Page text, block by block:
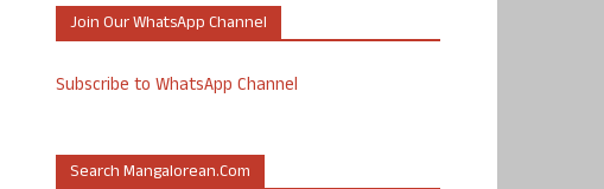
Join Our WhatsApp Channel
Subscribe to WhatsApp Channel
Search Mangalorean.com